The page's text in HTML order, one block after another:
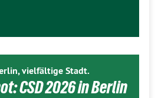
vielfältige Stadt.
CSD 2026 in Berlin